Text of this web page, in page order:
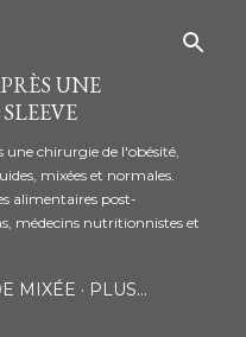
UNE
une chirurgie de l'obésité,
mixées et normales.
alimentaires post-
médecins nutritionnistes et
MIXÉE PLUS…